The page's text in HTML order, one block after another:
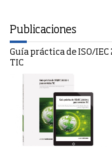
Publicaciones
Guía práctica de ISO/
TIC